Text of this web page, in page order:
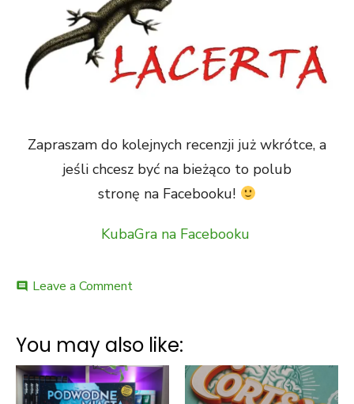
Zapraszam do kolejnych recenzji już wkrótce, a
jeśli chcesz być na bieżąco to polub
stronę na Facebooku!
KubaGra na Facebooku
comment Leave a Commenton
Gra
karciana
–
unboxing
You may also like: